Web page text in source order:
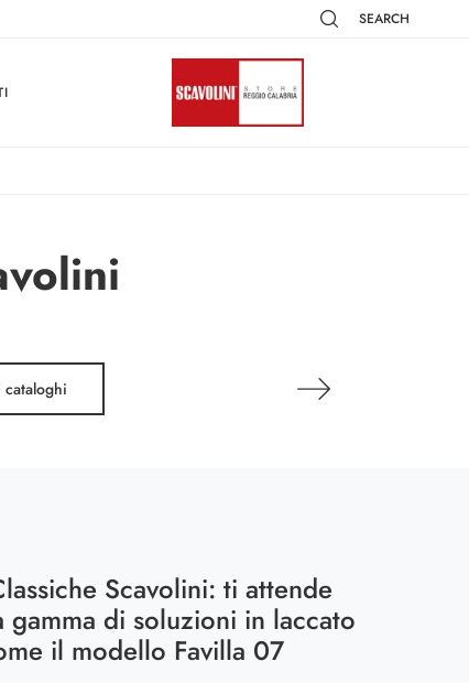
SEARCH
cataloghi
Scavolini: ti attende
gamma di soluzioni in laccato
il modello Favilla 07